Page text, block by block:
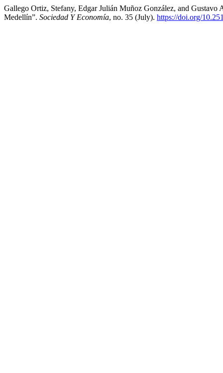
Gallego Ortiz, Stefany, Edgar Julián Muñoz González, and
Medellín”. Sociedad Y Economía, no. 35 (July). https://doi.org/